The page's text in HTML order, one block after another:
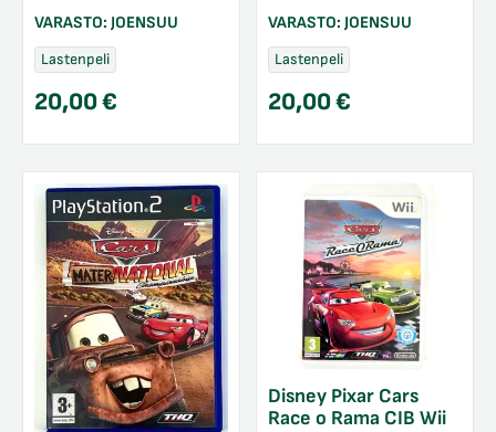
VARASTO: JOENSUU
Lastenpeli
20,00€
VARASTO: JOENSUU
Lastenpeli
20,00€
Disney Pixar Cars
Race o Rama CIB Wii